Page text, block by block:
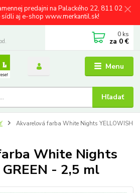
predajni na Palackého 22, 811 02
aj e-shop www.merkantil.sk!
Menu
Hľadať
0 ks
za 0 €
Akvarelová farba White Nights YELLOWISH
White Nights
- 2,5 ml